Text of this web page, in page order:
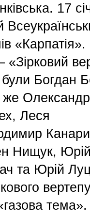
17
«Карпатія».
Богдан
же Олександр
Леся
Нищук,
та Юрій
тема».